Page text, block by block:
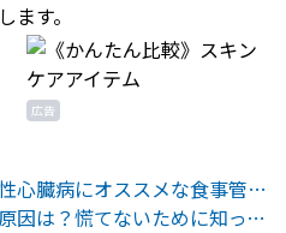
す。
広告
【獣医師監修】犬・猫の慢性心臓病にオススメな食事管理のポイント
【獣医師監修】犬の発作の原因は？慌てないために知っておきたい疾患